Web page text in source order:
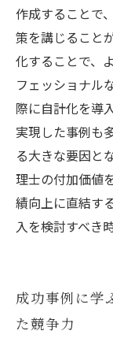
作成することで
策を講じること
化することで、
フェッショナル
際に自計化を導
実現した事例も
る大きな要因と
理士の付加価値
績向上に直結す
入を検討すべき時
成功事例に学
た競争力